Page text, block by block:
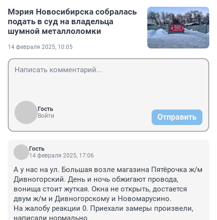
Мэрия Новосибирска собралась
подать в суд на владельца
шумной металлоломки
14 февраля 2025, 10:05
Гость
Войти
Отправить
Гость
14 февраля 2025, 17:06
А у нас на ул. Большая возле магазина Пятёрочка ж/м
Дивногорский. День и ночь обжигают провода,
вонища стоит жуткая. Окна не открыть, достается
двум ж/м и Дивногорскому и Новомарусино.
На жалобу реакции 0. Приехали замеры произвели,
написали нормально